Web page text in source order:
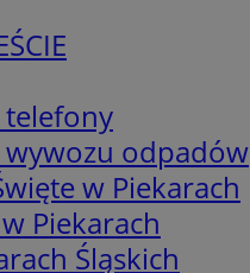
telefony
odpadów
w Piekarach
Piekarach
Śląskich